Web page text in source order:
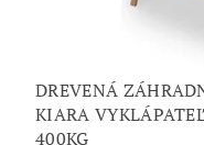
DREVENÁ
KIARA
400KG